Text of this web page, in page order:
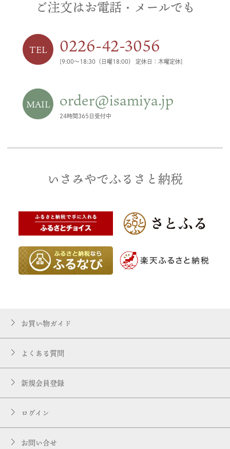
ご注文はお電話・メールでも
TEL 0226-42-3056
[9:00〜18:30（日曜18:00） 定休日：木曜定休]
MAIL order@isamiya.jp
24時間365日受付中
いさみやでふるさと納税
お買い物ガイド
よくある質問
新規会員登録
ログイン
お問い合せ